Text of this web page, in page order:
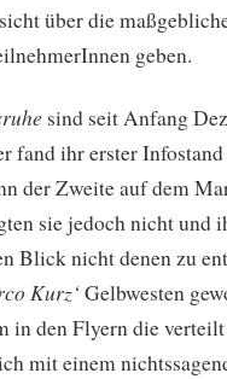
über die
geben.
sind seit Anfang
fand ihr erster
der Zweite auf dem
sie jedoch nicht und
Blick nicht denen zu
Kurz‘Gelbwesten
den Flyern die
mit einem